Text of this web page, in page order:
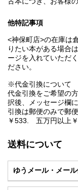
他特記事項
<神保町店>の在庫は
りたい本がある場合
ージを入れていただ
ださい。
※代金引換について
代金引換をご希望の
択後、メッセージ欄
引換は郵便のみで郵
￥533. 五万円以上￥
送料について
ゆうメール・メー